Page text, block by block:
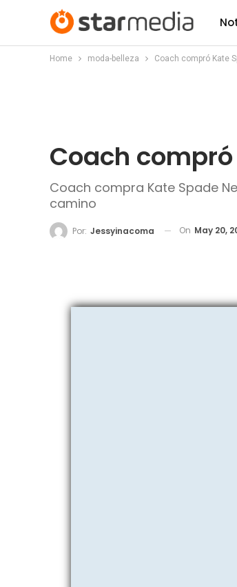
Home moda-belleza Coach compró Kate
Coach
Coach compra Kate Spade
camino
Por: Jessyinacoma On May 20,